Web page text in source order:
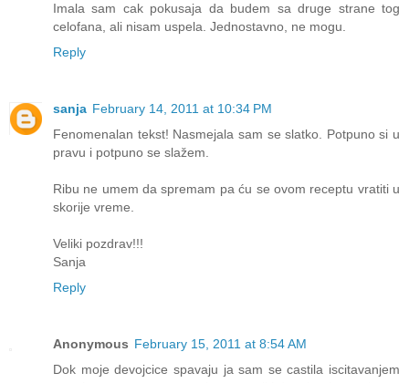
Imala sam cak pokusaja da budem sa druge strane tog
celofana, ali nisam uspela. Jednostavno, ne mogu.
Reply
sanja February 14, 2011 at 10:34 PM
Fenomenalan tekst! Nasmejala sam se slatko. Potpuno si u
pravu i potpuno se slažem.
Ribu ne umem da spremam pa ću se ovom receptu vratiti u
skorije vreme.
Veliki pozdrav!!!
Sanja
Reply
Anonymous February 15, 2011 at 8:54 AM
Dok moje devojcice spavaju ja sam se castila iscitavanjem